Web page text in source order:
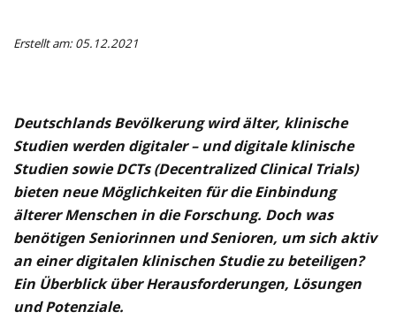
Erstellt am: 05.12.2021
Deutschlands Bevölkerung wird älter, klinische
Studien werden digitaler – und digitale klinische
Studien sowie DCTs (Decentralized Clinical Trials)
bieten neue Möglichkeiten für die Einbindung
älterer Menschen in die Forschung. Doch was
benötigen Seniorinnen und Senioren, um sich aktiv
an einer digitalen klinischen Studie zu beteiligen?
Ein Überblick über Herausforderungen, Lösungen
und Potenziale.